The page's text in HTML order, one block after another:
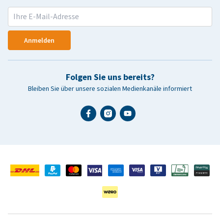
Anmelden
Folgen Sie uns bereits?
Bleiben Sie über unsere sozialen Medienkanäle informiert